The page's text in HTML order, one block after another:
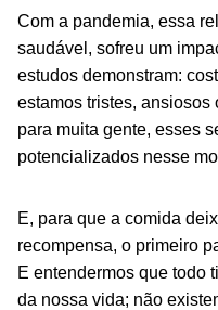
Com a pandemia, essa
saudável, sofreu um
estudos demonstram:
estamos tristes, ansiosos
para muita gente, esses
potencializados nesse
E, para que a comida
recompensa, o primeiro
E entendermos que todo
da nossa vida; não